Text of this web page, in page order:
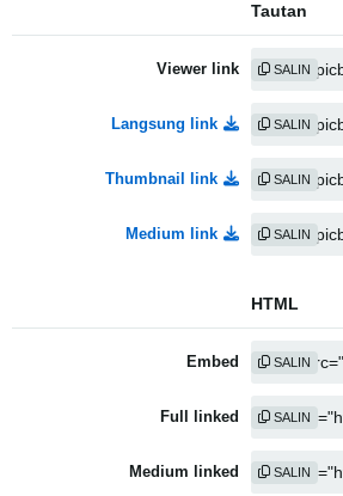
Tautan
Viewer link SALIN
Langsung link SALIN
Thumbnail link SALIN
Medium link SALIN
HTML
Embed SALIN
Full linked SALIN
Medium linked SALIN